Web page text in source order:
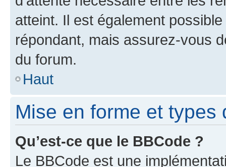
atteint. Il est également
répondant, mais assurez-vous
du forum.
Haut
Mise en forme et types
Qu’est-ce que le BBCode ?
Le BBCode est une